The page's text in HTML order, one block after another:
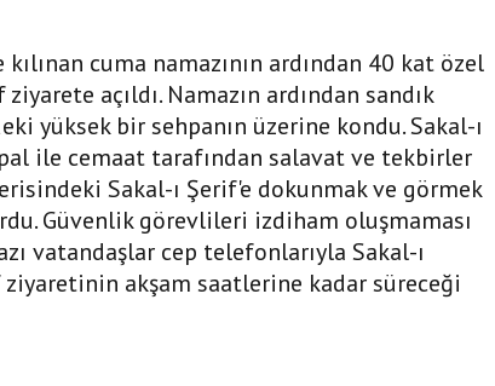
cuma namazının ardından 40 kat özel
açıldı. Namazın ardından sandık
yüksek bir sehpanın üzerine kondu. Sakal-ı
ile cemaat tarafından salavat ve tekbirler
Sakal-ı Şerif'e dokunmak ve görmek
Güvenlik görevlileri izdiham oluşmaması
vatandaşlar cep telefonlarıyla Sakal-ı
akşam saatlerine kadar süreceği